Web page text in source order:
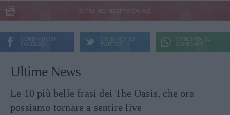
ENTRA NEL NOSTRO CANALE
CONDIVIDI SU
FACEBOOK
CONDIVIDI SU
TWITTER
CONDIVIDI SU
WHATSAPP
Ultime News
Le 10 più belle frasi dei The Oasis, che ora
possiamo tornare a sentire live